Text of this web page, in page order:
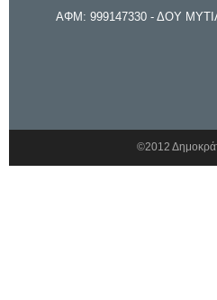
ΑΦΜ: 999147330 - ΔΟΥ
©2012